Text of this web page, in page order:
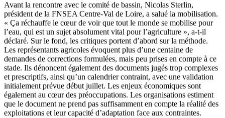
Avant la rencontre avec le comité de bassin, Nicolas Sterlin,
président de la FNSEA Centre-Val de Loire, a salué la mobilisation.
« Ça réchauffe le cœur de voir que tout le monde se mobilise pour
l’eau, qui est un sujet absolument vital pour l’agriculture », a-t-il
déclaré. Sur le fond, les critiques portent d’abord sur la méthode.
Les représentants agricoles évoquent plus d’une centaine de
demandes de corrections formulées, mais peu prises en compte à ce
stade. Ils dénoncent également des documents jugés trop complexes
et prescriptifs, ainsi qu’un calendrier contraint, avec une validation
initialement prévue début juillet. Les enjeux économiques sont
également au cœur des préoccupations. Les organisations estiment
que le document ne prend pas suffisamment en compte la réalité des
exploitations et leur capacité d’adaptation face aux contraintes.